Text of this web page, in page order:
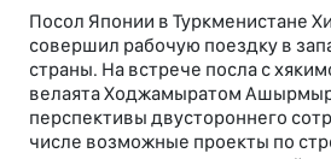
Посол Японии в Туркменистане
совершил рабочую поездку в
страны. На встрече посла с
велаята Ходжамыратом
перспективы двустороннего
числе возможные проекты по